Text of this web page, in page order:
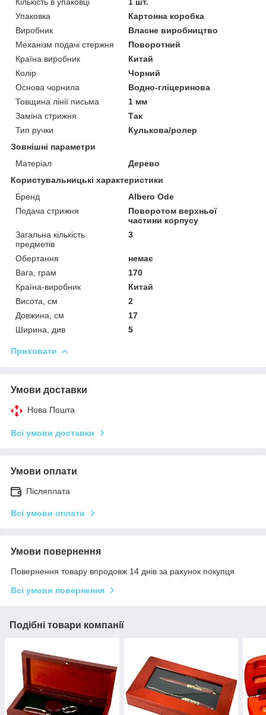
Упаковка
Картонна коробка
Виробник
Власне виробництво
Механізм подачі стержня
Поворотний
Країна виробник
Китай
Колір
Чорний
Основа чорнила
Водно-гліцеринова
Товщина лінії письма
1 мм
Заміна стрижня
Так
Тип ручки
Кулькова/ролер
Зовнішні параметри
Матеріал
Дерево
Користувальницькі характеристики
Бренд
Albero Ode
Подача стрижня
Поворотом верхньої
частини корпусу
Загальна кількість
предметів
3
Обертання
немає
Вага, грам
170
Країна-виробник
Китай
Висота, см
2
Довжина, см
17
Ширина, див
5
Приховати
Умови доставки
Нова Пошта
Всі умови доставки
Умови оплати
Післяплата
Всі умови оплати
Умови повернення
Повернення товару впродовж 14 днів за рахунок покупця
Всі умови повернення
Подібні товари компанії